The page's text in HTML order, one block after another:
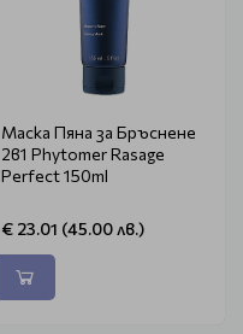
Маска Пяна за Бръснене
2в1 Phytomer Rasage
Perfect 150ml
€ 23.01 (45.00 лв.)